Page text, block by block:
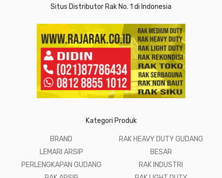
Situs Distributor Rak No. 1 di Indonesia
Kategori Produk
BRAND
LEMARI ARSIP
PERLENGKAPAN GUDANG
RAK HEAVY DUTY GUDANG
BESAR
RAK INDUSTRI